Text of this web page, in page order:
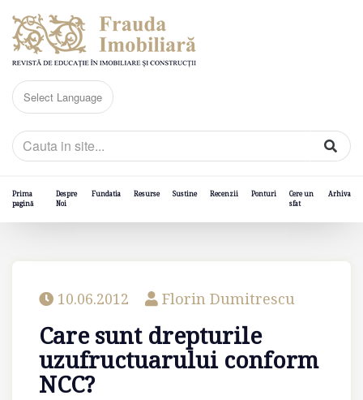
Prima
pagină
Despre
Noi
Fundatia Resurse Sustine Recenzii Ponturi
Cere un
sfat
Arhiva
10.06.2012 Florin Dumitrescu
Care sunt drepturile
uzufructuarului conform
NCC?